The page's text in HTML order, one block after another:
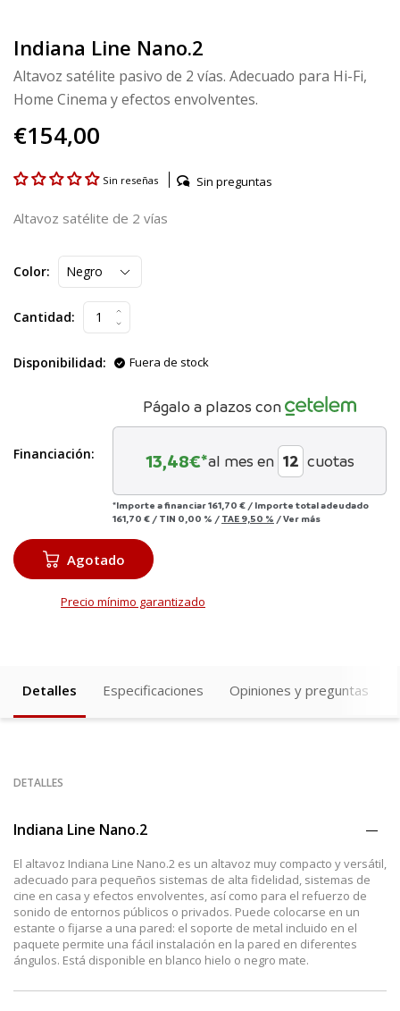
Indiana Line Nano.2
Altavoz satélite pasivo de 2 vías. Adecuado para Hi-Fi,
Home Cinema y efectos envolventes.
€154,00
Sin reseñas Sin preguntas
Altavoz satélite de 2 vías
Color:
Cantidad:
Disponibilidad: Fuera de stock
Financiación:
Págalo a plazos con
13,48€*al mes en cuotas
*Importe a financiar161,70 € / Importe total adeudado
161,70 € / TIN 0,00 % / TAE 9,50 % /Ver más
Agotado
Precio mínimo garantizado
Detalles Especificaciones Opiniones y preguntas
DETALLES
Indiana Line Nano.2
El altavoz Indiana Line Nano.2 es un altavoz muy compacto y versátil,
adecuado para pequeños sistemas de alta fidelidad, sistemas de
cine en casa y efectos envolventes, así como para el refuerzo de
sonido de entornos públicos o privados. Puede colocarse en un
estante o fijarse a una pared: el soporte de metal incluido en el
paquete permite una fácil instalación en la pared en diferentes
ángulos. Está disponible en blanco hielo o negro mate.